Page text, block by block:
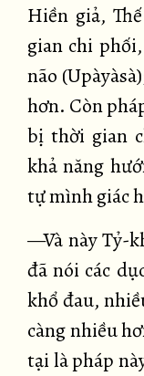
Hiền giả,
gian chi
não
hơn. Còn
bị thời gian
khả năng
tự mình giác
—Và này Tỷ-
đã nói các
khổ đau,
càng nhiều
tại là pháp